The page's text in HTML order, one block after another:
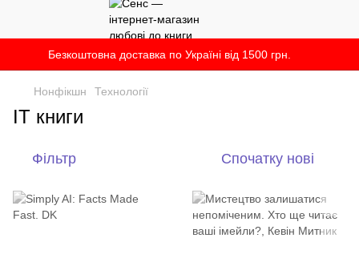
Безкоштовна доставка по Україні від 1500 грн.
Нонфікшн Технології
IT книги
Фільтр Спочатку нові